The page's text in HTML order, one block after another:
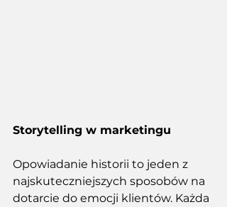
Storytelling w marketingu
Opowiadanie historii to jeden z
najskuteczniejszych sposobów na
dotarcie do emocji klientów. Każda